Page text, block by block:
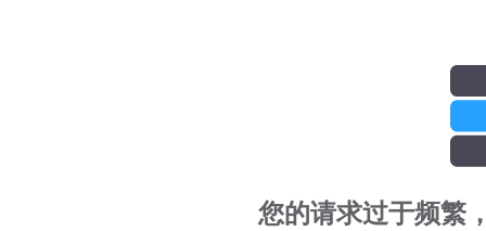
您的请求过于频繁